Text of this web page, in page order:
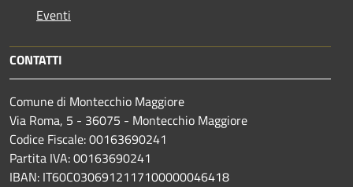
Eventi
CONTATTI
Comune di Montecchio Maggiore
Via Roma, 5 - 36075 - Montecchio Maggiore
Codice Fiscale: 00163690241
Partita IVA: 00163690241
IBAN: IT60C0306912117100000046418